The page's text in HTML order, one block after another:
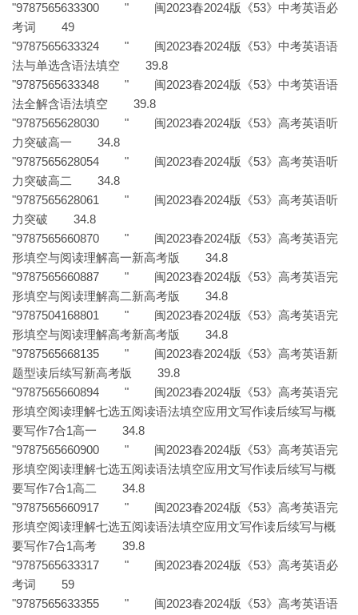
"9787565633300 " 闽2023春2024版《53》中考英语必
考词 49
"9787565633324 " 闽2023春2024版《53》中考英语语
法与单选含语法填空 39.8
"9787565633348 " 闽2023春2024版《53》中考英语语
法全解含语法填空 39.8
"9787565628030 " 闽2023春2024版《53》高考英语听
力突破高一 34.8
"9787565628054 " 闽2023春2024版《53》高考英语听
力突破高二 34.8
"9787565628061 " 闽2023春2024版《53》高考英语听
力突破 34.8
"9787565660870 " 闽2023春2024版《53》高考英语完
形填空与阅读理解高一新高考版 34.8
"9787565660887 " 闽2023春2024版《53》高考英语完
形填空与阅读理解高二新高考版 34.8
"9787504168801 " 闽2023春2024版《53》高考英语完
形填空与阅读理解高考新高考版 34.8
"9787565668135 " 闽2023春2024版《53》高考英语新
题型读后续写新高考版 39.8
"9787565660894 " 闽2023春2024版《53》高考英语完
形填空阅读理解七选五阅读语法填空应用文写作读后续写与概
要写作7合1高一 34.8
"9787565660900 " 闽2023春2024版《53》高考英语完
形填空阅读理解七选五阅读语法填空应用文写作读后续写与概
要写作7合1高二 34.8
"9787565660917 " 闽2023春2024版《53》高考英语完
形填空阅读理解七选五阅读语法填空应用文写作读后续写与概
要写作7合1高考 39.8
"9787565633317 " 闽2023春2024版《53》高考英语必
考词 59
"9787565633355 " 闽2023春2024版《53》高考英语语